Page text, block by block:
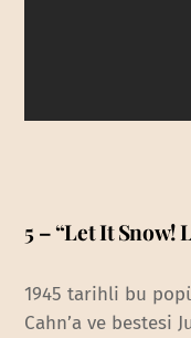
5 – “Let It Snow!
1945 tarihli bu
Cahn’a ve bestesi